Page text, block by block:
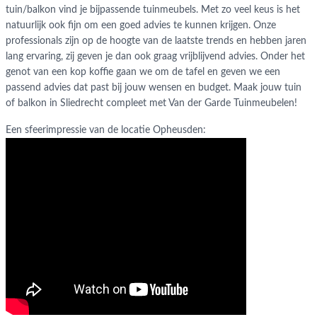
tuin/balkon vind je bijpassende tuinmeubels. Met zo veel keus is het
natuurlijk ook fijn om een goed advies te kunnen krijgen. Onze
professionals zijn op de hoogte van de laatste trends en hebben jaren
lang ervaring, zij geven je dan ook graag vrijblijvend advies. Onder het
genot van een kop koffie gaan we om de tafel en geven we een
passend advies dat past bij jouw wensen en budget. Maak jouw tuin
of balkon in Sliedrecht compleet met Van der Garde Tuinmeubelen!
Een sfeerimpressie van de locatie Opheusden: